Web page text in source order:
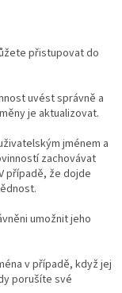
přistupovat do
uvést správně a
je aktualizovat.
jménem a
zachovávat
případě, že dojde
umožnit jeho
v případě, když jej
porušíte své